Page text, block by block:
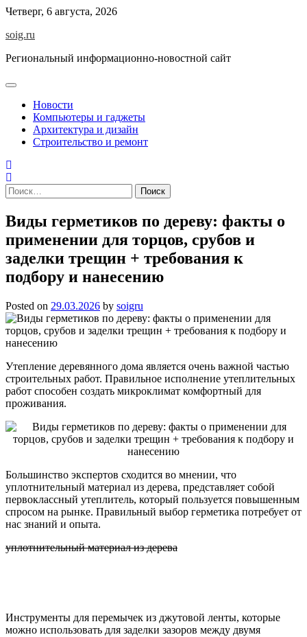
Skip
content
Четверг, 6 августа, 2026
soig.ru
Региональный информационно-новостной сайт
Новости
Компьютеры и гаджеты
Архитектура и дизайн
Строительство и ремонт
Найти:
Виды герметиков по дереву: факты о
применении для торцов, срубов и
заделки трещин + требования к
подбору и нанесению
Posted on 29.03.2026 by soigru
Утепление деревянного дома является очень важной частью
строительных работ. Правильное исполнение утеплительных
работ способен создать микроклимат комфортный для
проживания.
Большинство экспертов сходится во мнении, что
уплотнительный материал из дерева, представляет собой
первоклассный утеплитель, который пользуется повышенным
спросом на рынке. Правильный выбор герметика потребует от
нас знаний и опыта.
уплотнительный материал из дерева
Инструменты для перемычек из джутовой ленты, которые
можно использовать для заделки зазоров между двумя